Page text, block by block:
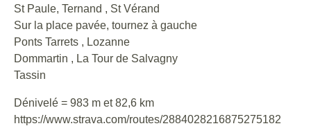
St Paule, Ternand , St Vérand
Sur la place pavée, tournez à gauche
Ponts Tarrets , Lozanne
Dommartin , La Tour de Salvagny
Tassin
Dénivelé = 983 m et 82,6 km
https://www.strava.com/routes/2884028216875275182